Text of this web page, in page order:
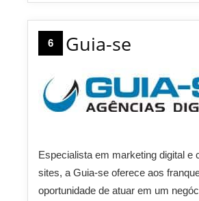
6 Guia-se
Especialista em marketing digital e
sites, a Guia-se oferece aos
oportunidade de atuar em um